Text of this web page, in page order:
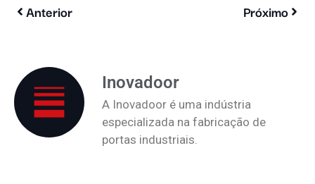
Anterior Próximo
Inovadoor
A Inovadoor é uma indústria
especializada na fabricação de
portas industriais.